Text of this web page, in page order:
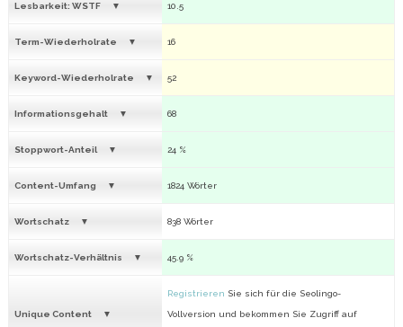
Lesbarkeit: WSTF 10.5
Term-Wiederholrate 16
Keyword-Wiederholrate 52
Informationsgehalt 68
Stoppwort-Anteil 24 %
Content-Umfang 1824 Wörter
Wortschatz 838 Wörter
Wortschatz-Verhältnis 45.9 %
Unique Content
Registrieren Sie sich für die Seolingo-
Vollversion und bekommen Sie Zugriff auf